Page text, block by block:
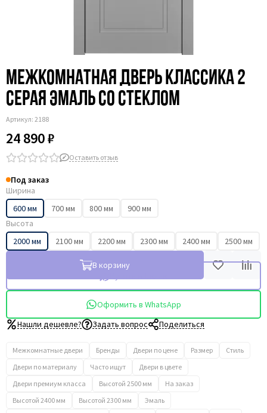
Межкомнатная дверь Классика 2
серая эмаль со стеклом
Артикул: 2188
24 890 ₽
Оставить отзыв
Под заказ
Ширина
600 мм
700 мм 800 мм
900 мм
Высота
2000 мм
2100 мм 2200 мм 2300 мм 2400 мм 2500 мм
В корзину
Оформить в WhatsApp
Нашли дешевле?
Задать вопрос Поделиться
Межкомнатные двери Бренды Двери по цене Размер
Стиль
Двери по материалу
Часто ищут
Двери в цвете
Двери премиум класса
Высотой 2500 мм
На заказ
Высотой 2400 мм
Высотой 2300 мм
Эмаль